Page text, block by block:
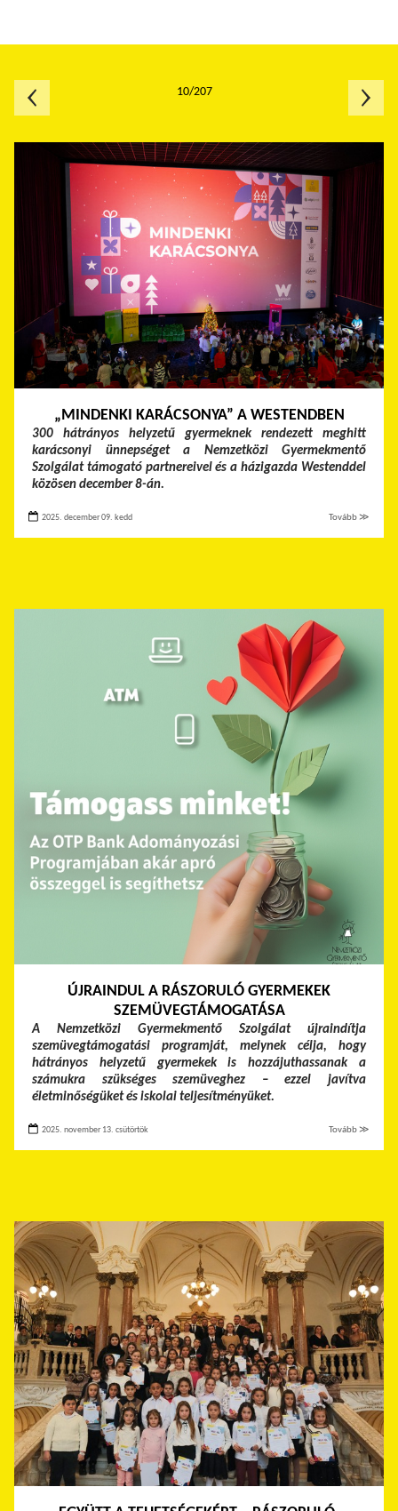
„MINDENKI KARÁCSONYA” A WESTENDBEN
300 hátrányos helyzetű gyermeknek rendezett meghitt
karácsonyi ünnepséget a Nemzetközi Gyermekmentő
Szolgálat támogató partnereivel és a házigazda Westenddel
közösen december 8-án.
2025. december 09. kedd Tovább ≫
ÚJRAINDUL A RÁSZORULÓ GYERMEKEK
SZEMÜVEGTÁMOGATÁSA
A Nemzetközi Gyermekmentő Szolgálat újraindítja
szemüvegtámogatási programját, melynek célja, hogy
hátrányos helyzetű gyermekek is hozzájuthassanak a
számukra szükséges szemüveghez – ezzel javítva
életminőségüket és iskolai teljesítményüket.
2025. november 13. csütörtök Tovább ≫
10/207